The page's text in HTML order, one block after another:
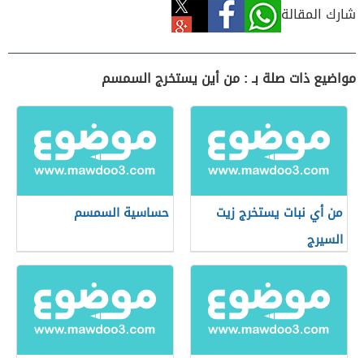
شارك المقالة
مواضيع ذات صلة بـ : من أين يستخرج السمسم
من أي نبات يستخرج زيت
السيرج
حساسية السمسم